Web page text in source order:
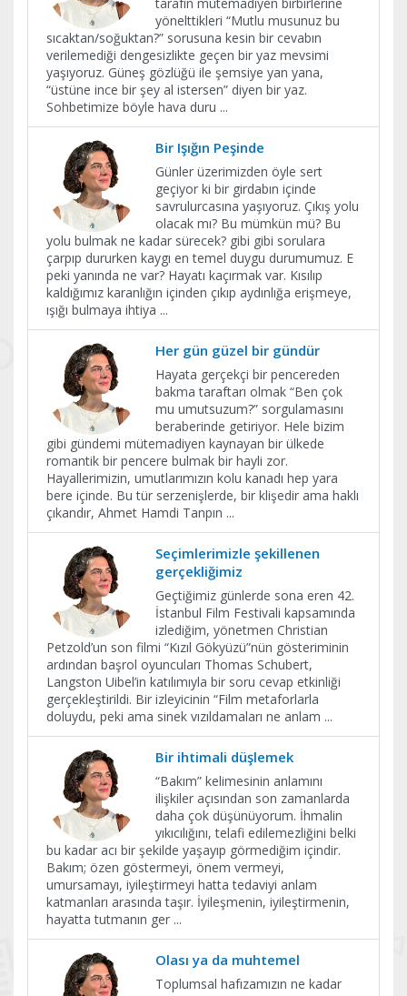
yönelttikleri “Mutlu musunuz bu
sıcaktan/soğuktan?” sorusuna kesin bir cevabın
verilemediği dengesizlikte geçen bir yaz mevsimi
yaşıyoruz. Güneş gözlüğü ile şemsiye yan yana,
“üstüne ince bir şey al istersen” diyen bir yaz.
Sohbetimize böyle hava duru ...
Bir Işığın Peşinde
Günler üzerimizden öyle sert
geçiyor ki bir girdabın içinde
savrulurcasına yaşıyoruz. Çıkış yolu
olacak mı? Bu mümkün mü? Bu
yolu bulmak ne kadar sürecek? gibi gibi sorulara
çarpıp dururken kaygı en temel duygu durumumuz. E
peki yanında ne var? Hayatı kaçırmak var. Kısılıp
kaldığımız karanlığın içinden çıkıp aydınlığa erişmeye,
ışığı bulmaya ihtiya ...
Her gün güzel bir gündür
Hayata gerçekçi bir pencereden
bakma taraftarı olmak “Ben çok
mu umutsuzum?” sorgulamasını
beraberinde getiriyor. Hele bizim
gibi gündemi mütemadiyen kaynayan bir ülkede
romantik bir pencere bulmak bir hayli zor.
Hayallerimizin, umutlarımızın kolu kanadı hep yara
bere içinde. Bu tür serzenişlerde, bir klişedir ama haklı
çıkandır, Ahmet Hamdi Tanpın ...
Seçimlerimizle şekillenen
gerçekliğimiz
Geçtiğimiz günlerde sona eren 42.
İstanbul Film Festivali kapsamında
izlediğim, yönetmen Christian
Petzold’un son filmi “Kızıl Gökyüzü”nün gösteriminin
ardından başrol oyuncuları Thomas Schubert,
Langston Uibel’in katılımıyla bir soru cevap etkinliği
gerçekleştirildi. Bir izleyicinin “Film metaforlarla
doluydu, peki ama sinek vızıldamaları ne anlam ...
Bir ihtimali düşlemek
“Bakım” kelimesinin anlamını
ilişkiler açısından son zamanlarda
daha çok düşünüyorum. İhmalin
yıkıcılığını, telafi edilemezliğini belki
bu kadar acı bir şekilde yaşayıp görmediğim içindir.
Bakım; özen göstermeyi, önem vermeyi,
umursamayı, iyileştirmeyi hatta tedaviyi anlam
katmanları arasında taşır. İyileşmenin, iyileştirmenin,
hayatta tutmanın ger ...
Olası ya da muhtemel
Toplumsal hafızamızın ne kadar